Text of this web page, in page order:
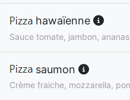
hawaïenne
Sauce tomate, jambon,
saumon
Crème fraiche, mozzarella,